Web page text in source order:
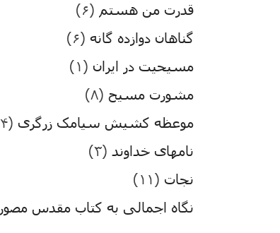
قدرت من هستم (۶)
گناهان دوازده گانه (۶)
مسیحیت در ایران (۱)
مشورت مسیح (۸)
موعظه کشیش سیامک زرگری (۱۴)
نامهای خداوند (۳)
نجات (۱۱)
نگاه اجمالی به کتاب مقدس مصور